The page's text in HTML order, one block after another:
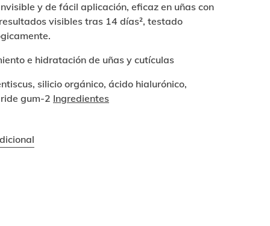
y de fácil aplicación, eficaz en uñas con
visibles tras 14 días², testado
e hidratación de uñas y cutículas
silicio orgánico, ácido hialurónico,
gum-2 Ingredientes